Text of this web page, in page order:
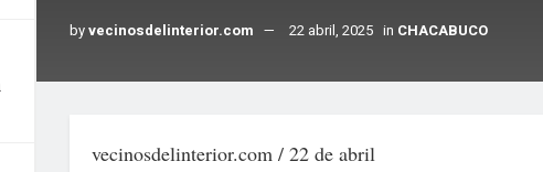
byvecinosdelinterior.com 22 abril, 2025 in CHACABUCO
vecinosdelinterior.com / 22 de abril